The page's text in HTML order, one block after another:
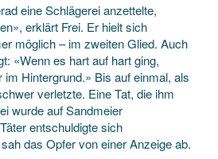
eine Schlägerei anzettelte,
erklärt Frei. Er hielt sich
möglich – im zweiten Glied. Auch
«Wenn es hart auf hart ging,
Hintergrund.» Bis auf einmal, als
verletzte. Eine Tat, die ihm
wurde auf Sandmeier
entschuldigte sich
das Opfer von einer Anzeige ab.